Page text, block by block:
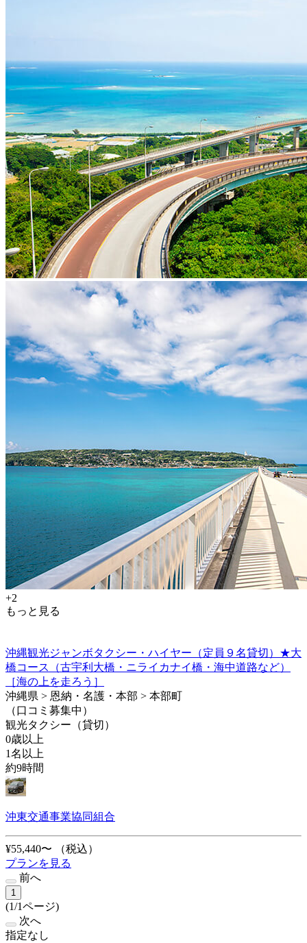
+2
もっと見る
沖縄観光ジャンボタクシー・ハイヤー（定員９名貸切）★大
橋コース（古宇利大橋・ニライカナイ橋・海中道路など）
［海の上を走ろう］
沖縄県 > 恩納・名護・本部 > 本部町
（口コミ募集中）
観光タクシー（貸切）
0歳以上
1名以上
約9時間
沖東交通事業協同組合
¥55,440〜
（税込）
プランを見る
前へ
1
(1/1ページ)
次へ
指定なし